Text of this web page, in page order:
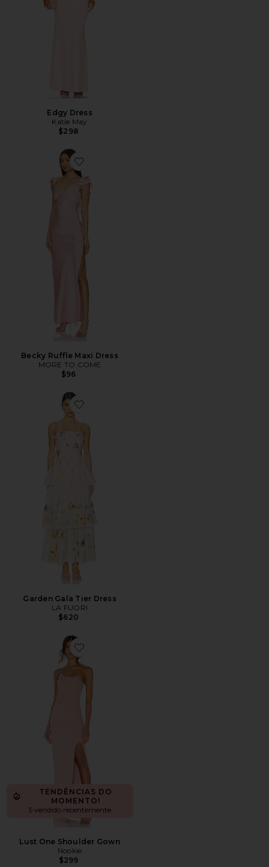
Edgy Dress
Katie May
$298
Favorite Becky Ruffle Maxi Dress
Becky Ruffle Maxi Dress
MORE TO COME
$96
Favorite Garden Gala Tier Dress
Garden Gala Tier Dress
LA FUORI
$620
Favorite Lust One Shoulder Gown
TENDÊNCIAS DO
MOMENTO!
5 vendido recentemente
Lust One Shoulder Gown
Nookie
$299